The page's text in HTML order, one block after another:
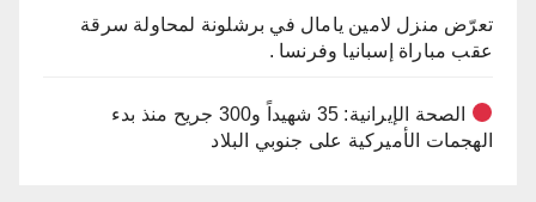
تعرّض منزل لامين يامال في برشلونة لمحاولة سرقة
عقب مباراة إسبانيا وفرنسا .
الصحة الإيرانية: 35 شهيداً و300 جريح منذ بدء
الهجمات الأميركية على جنوبي البلاد